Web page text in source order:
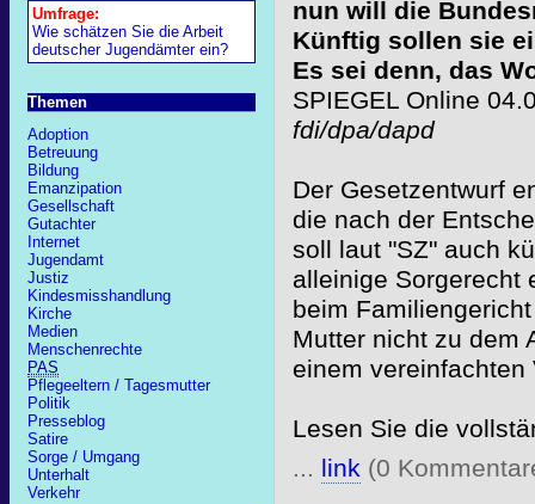
Umfrage:
Wie schätzen Sie die Arbeit
deutscher Jugendämter ein?
Themen
Adoption
Betreuung
Bildung
Emanzipation
Gesellschaft
Gutachter
Internet
Jugendamt
Justiz
Kindesmisshandlung
Kirche
Medien
Menschenrechte
PAS
Pflegeeltern / Tagesmutter
Politik
Presseblog
Satire
Sorge / Umgang
Unterhalt
Verkehr
nun will die
Künftig sollen sie
Es sei denn, das
SPIEGEL Online
fdi/dpa/dapd
Der Gesetzentwurf
die nach der
soll laut "SZ" auch
alleinige Sorgerecht
beim
Mutter nicht zu dem
einem vereinfachten
Lesen Sie die
... link(0